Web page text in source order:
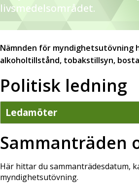
livsmedelsområdet.
Nämnden för myndighetsutövning
alkoholtillstånd, tobakstillsyn,
Politisk ledning
Ledamöter
Sammanträden
Här hittar du sammanträdesdatum,
myndighetsutövning.